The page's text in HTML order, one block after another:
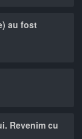
au fost
Revenim cu